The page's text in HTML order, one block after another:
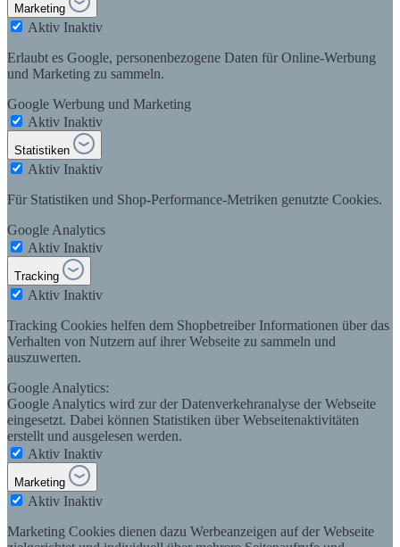
Marketing
Aktiv Inaktiv
Erlaubt es Google, personenbezogene Daten für Online-Werbung
und Marketing zu sammeln.
Google Werbung und Marketing
Aktiv Inaktiv
Statistiken
Aktiv Inaktiv
Für Statistiken und Shop-Performance-Metriken genutzte Cookies.
Google Analytics
Aktiv Inaktiv
Tracking
Aktiv Inaktiv
Tracking Cookies helfen dem Shopbetreiber Informationen über das
Verhalten von Nutzern auf ihrer Webseite zu sammeln und
auszuwerten.
Google Analytics:
Google Analytics wird zur der Datenverkehranalyse der Webseite
eingesetzt. Dabei können Statistiken über Webseitenaktivitäten
erstellt und ausgelesen werden.
Aktiv Inaktiv
Marketing
Aktiv Inaktiv
Marketing Cookies dienen dazu Werbeanzeigen auf der Webseite